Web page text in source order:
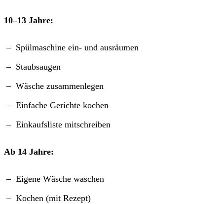
10–13 Jahre:
Spülmaschine ein- und ausräumen
Staubsaugen
Wäsche zusammenlegen
Einfache Gerichte kochen
Einkaufsliste mitschreiben
Ab 14 Jahre:
Eigene Wäsche waschen
Kochen (mit Rezept)